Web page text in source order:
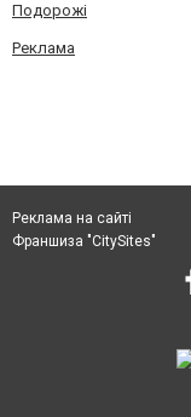
Подорожі
Реклама
Реклама на сайті
Франшиза "CitySites"